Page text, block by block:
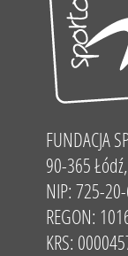
FUNDACJA
90-365
NIP: 725-
REGON:
KRS: